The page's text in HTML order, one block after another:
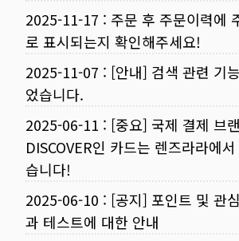
2025-11-17 : 주문 후 주문이력에
로 표시되는지 확인해주세요!
2025-11-07 : [안내] 검색 관련 기
었습니다.
2025-06-11 : [중요] 국제 결제 브
DISCOVER인 카드는 렌즈라라에
습니다!
2025-06-10 : [공지] 포인트 및 관
과 테스트에 대한 안내